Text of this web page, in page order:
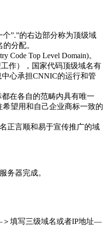
”.”的右边部分称为顶级域
分配。
Top Level Domain)。
作），国家代码顶级域名有
心承担CNNIC的运行和管
在各自的范畴内具有唯一
望用和自己企业商标一致的
正言顺和易于宣传推广的域
务器完成。
填写三级域名或者IP地址—